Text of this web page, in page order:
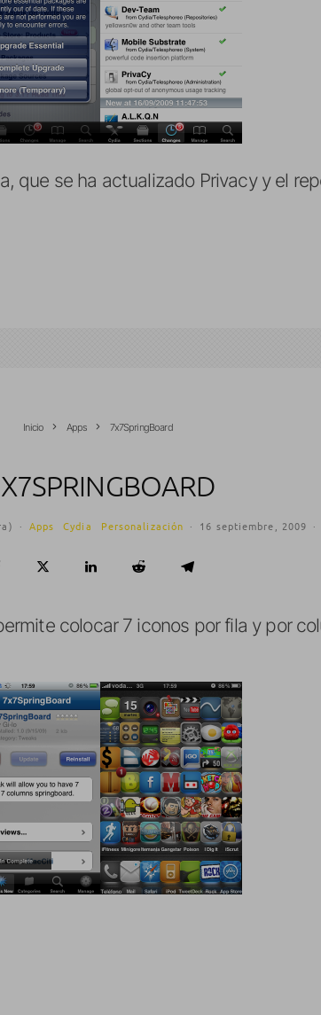
que se ha actualizado Privacy y el
Inicio Apps 7x7SpringBoard
· Apps Cydia Personalización · 16 septiembre, 2009 ·
colocar 7 iconos por fila y por